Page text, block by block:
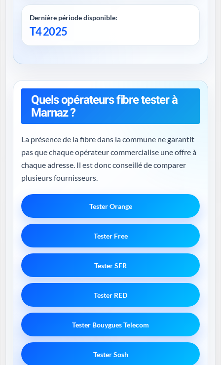
Dernière période disponible:
T4 2025
Quels opérateurs fibre tester à
Marnaz ?
La présence de la fibre dans la commune ne garantit
pas que chaque opérateur commercialise une offre à
chaque adresse. Il est donc conseillé de comparer
plusieurs fournisseurs.
Tester Orange
Tester Free
Tester SFR
Tester RED
Tester Bouygues Telecom
Tester Sosh